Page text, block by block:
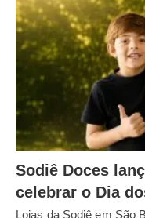
Sodiê Doces
celebrar o Dia
Lojas da Sodiê em São